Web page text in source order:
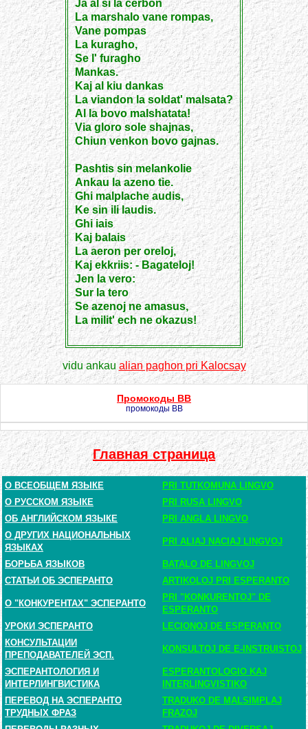
Ja al si la cerbon
La marshalo vane rompas,
Vane pompas
La kuragho,
Se l' furagho
Mankas.
Kaj al kiu dankas
La viandon la soldat' malsata?
Al la bovo malshatata!
Via gloro sole shajnas,
Chiun venkon bovo gajnas.
Pashtis sin melankolie
Ankau la azeno tie.
Ghi malplache audis,
Ke sin ili laudis.
Ghi iais
Kaj balais
La aeron per oreloj,
Kaj ekkriis: - Bagateloj!
Jen la vero:
Sur la tero
Se azenoj ne amasus,
La milit' ech ne okazus!
vidu ankau alian paghon pri Kalocsay
Промокоды BB
промокоды BB
Главная страница
О ВСЕОБЩЕМ ЯЗЫКЕ
PRI TUTKOMUNA LINGVO
О РУССКОМ ЯЗЫКЕ
PRI RUSA LINGVO
ОБ АНГЛИЙСКОМ ЯЗЫКЕ
PRI ANGLA LINGVO
О ДРУГИХ НАЦИОНАЛЬНЫХ
ЯЗЫКАХ
PRI ALIAJ NACIAJ LINGVOJ
БОРЬБА ЯЗЫКОВ
BATALO DE LINGVOJ
СТАТЬИ ОБ ЭСПЕРАНТО
ARTIKOLOJ PRI ESPERANTO
О "КОНКУРЕНТАХ" ЭСПЕРАНТО
PRI "KONKURENTOJ" DE
ESPERANTO
УРОКИ ЭСПЕРАНТО
LECIONOJ DE ESPERANTO
КОНСУЛЬТАЦИИ
ПРЕПОДАВАТЕЛЕЙ ЭСП.
KONSULTOJ DE E-INSTRUISTOJ
ЭСПЕРАНТОЛОГИЯ И
ИНТЕРЛИНГВИСТИКА
ESPERANTOLOGIO KAJ
INTERLINGVISTIKO
ПЕРЕВОД НА ЭСПЕРАНТО
ТРУДНЫХ ФРАЗ
TRADUKO DE MALSIMPLAJ
FRAZOJ